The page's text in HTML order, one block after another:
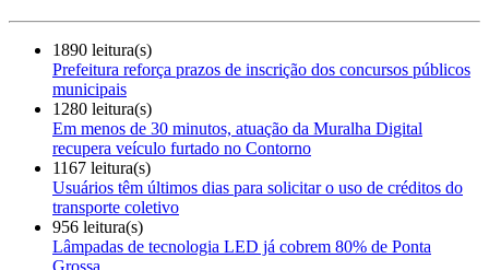
1890 leitura(s)
Prefeitura reforça prazos de inscrição dos concursos públicos
municipais
1280 leitura(s)
Em menos de 30 minutos, atuação da Muralha Digital
recupera veículo furtado no Contorno
1167 leitura(s)
Usuários têm últimos dias para solicitar o uso de créditos do
transporte coletivo
956 leitura(s)
Lâmpadas de tecnologia LED já cobrem 80% de Ponta
Grossa